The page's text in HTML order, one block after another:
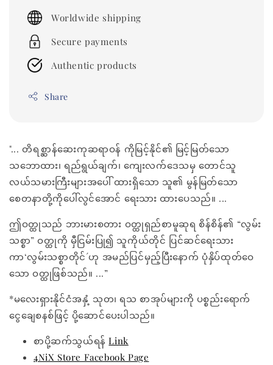
price
Worldwide shipping
Secure payments
Authentic products
Share
"... တိရစ္ဆာန်ဆေးကုဆရာဝန် ကိုမြင့်နိုင်၏ မြင့်မြတ်သော
သဘောထား၊ ရည်ရွယ်ချက်၊ ကျေးလက်ဒေသမှ တောင်သူ
လယ်သမားကြီးများအပေါ် ထားရှိသော သူ၏ မွန်မြတ်သော
စေတနာတို့ကိုပေါ်လွင်အောင် ရေးသား ထားပေသည်။ ...
ဤဝတ္ထုသည် ဘားမားစတား ဝတ္ထုရှည်စာမူဆုရ စိန်စိန်၏ “လွမ်း
သစ္စာ” ဝတ္ထုကို မှီငြမ်းပြု၍ သူကိုယ်တိုင် ပြင်ဆင်ရေးသား
ကာ‘လွမ်းသစ္စာတိုင်´ဟု အမည်ပြင်မှည့်ပြီးနောက် ပုံနှိပ်ထုတ်ဝေ
သော ဝတ္ထုဖြစ်သည်။ ...”
*မလေးရှားနိုင်ငံအနှံ့ သုတ၊ ရသ စာအုပ်များကို ပစ္စည်းရောက်
ငွေချေစနစ်ဖြင့် ပို့ဆောင်ပေးပါသည်။
စာပို့ဆက်သွယ်ရန်Link
4NiX Store Facebook Page